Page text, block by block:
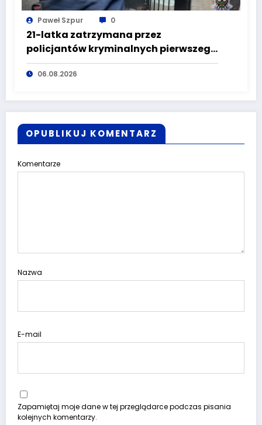
Paweł Szpur 0
21-latka zatrzymana przez
policjantów kryminalnych pierwszego
komisariatu za kradzieże sklepowe
06.08.2026
OPUBLIKUJ KOMENTARZ
Komentarze
Nazwa
E-mail
Zapamiętaj moje dane w tej przeglądarce podczas pisania
kolejnych komentarzy.